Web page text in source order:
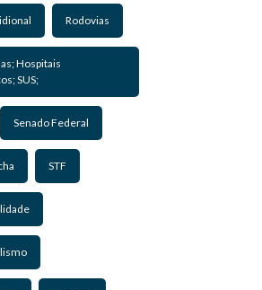
Rodovias
Hospitais
SUS;
Senado Federal
STF